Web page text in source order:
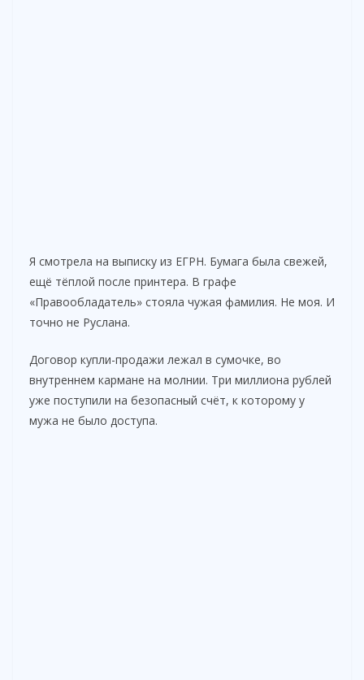
Я смотрела на выписку из ЕГРН. Бумага была свежей,
ещё тёплой после принтера. В графе
«Правообладатель» стояла чужая фамилия. Не моя. И
точно не Руслана.
Договор купли-продажи лежал в сумочке, во
внутреннем кармане на молнии. Три миллиона рублей
уже поступили на безопасный счёт, к которому у
мужа не было доступа.